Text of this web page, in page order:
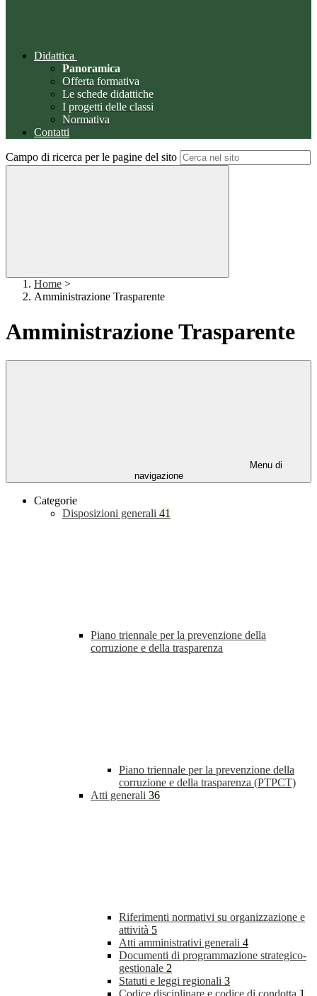
Didattica
Panoramica
Offerta formativa
Le schede didattiche
I progetti delle classi
Normativa
Contatti
Campo di ricerca per le pagine del sito
Home >
Amministrazione Trasparente
Amministrazione Trasparente
Menu di
navigazione
Categorie
Disposizioni generali 41
Piano triennale per la prevenzione della
corruzione e della trasparenza
Piano triennale per la prevenzione della
corruzione e della trasparenza (PTPCT)
Atti generali 36
Riferimenti normativi su organizzazione e
attività 5
Atti amministrativi generali 4
Documenti di programmazione strategico-
gestionale 2
Statuti e leggi regionali 3